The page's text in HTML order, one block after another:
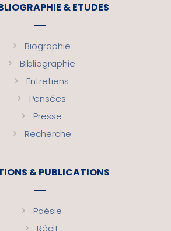
& ETUDES
Biographie
Bibliographie
Entretiens
Pensées
Presse
Recherche
& PUBLICATIONS
Poésie
Récit